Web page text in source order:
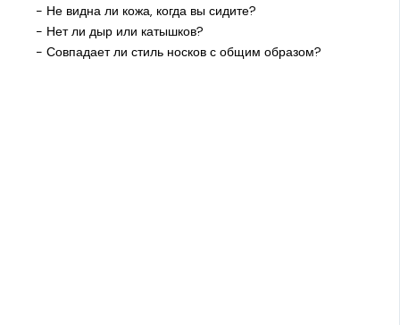
- Не видна ли кожа, когда вы сидите?
- Нет ли дыр или катышков?
- Совпадает ли стиль носков с общим образом?